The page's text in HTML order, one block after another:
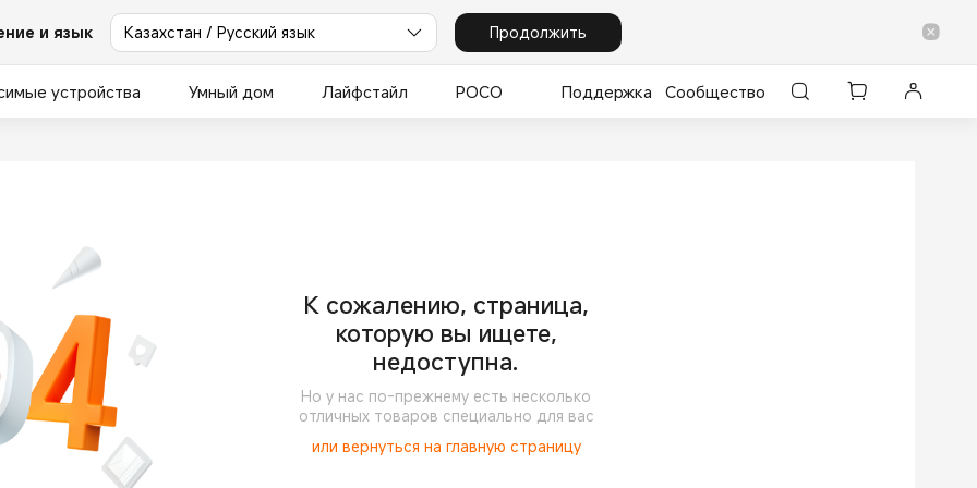
и язык Казахстан / Русский язык Продолжить
устройства Умный дом Лайфстайл POCO Поддержка Сообщество
К сожалению, страница,
которую вы ищете,
недоступна.
Но у нас по-прежнему есть несколько
отличных товаров специально для вас
или вернуться на главную страницу